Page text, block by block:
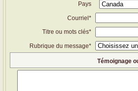
Pays
Courriel*
Titre ou mots clés*
Rubrique du message*
Témoignage